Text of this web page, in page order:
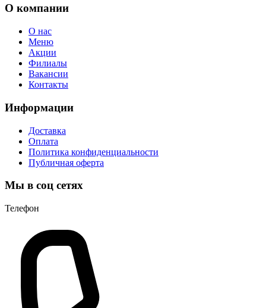
О компании
О нас
Меню
Акции
Филиалы
Вакансии
Контакты
Информации
Доставка
Оплата
Политика конфиденциальности
Публичная оферта
Мы в соц сетях
Телефон